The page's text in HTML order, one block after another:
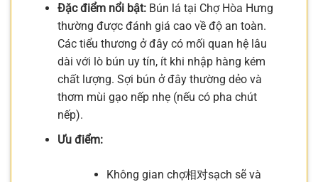
Đặc điểm nổi bật:Bún lá tại Chợ Hòa Hưng
thường được đánh giá cao về độ an toàn.
Các tiểu thương ở đây có mối quan hệ lâu
dài với lò bún uy tín, ít khi nhập hàng kém
chất lượng. Sợi bún ở đây thường dẻo và
thơm mùi gạo nếp nhẹ (nếu có pha chút
nếp).
Ưu điểm:
Không gian chợ相对sạch sẽ và